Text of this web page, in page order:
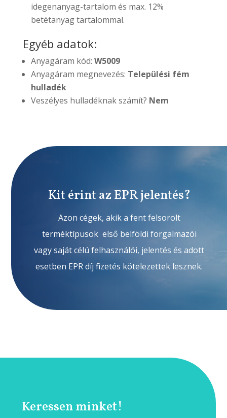
idegenanyag-tartalom és max. 12%
betétanyag tartalommal.
Egyéb adatok:
Anyagáram kód: W5009
Anyagáram megnevezés: Települési fém
hulladék
Veszélyes hulladéknak számít? Nem
Kit érint az EPR jelentés?
Azon cégek, akik a fent felsorolt
terméktípusok első belföldi forgalmazói
vagy saját célú felhasználói, jelentés és adott
esetben EPR díj fizetés kötelezettek lesznek.
Keressen minket!